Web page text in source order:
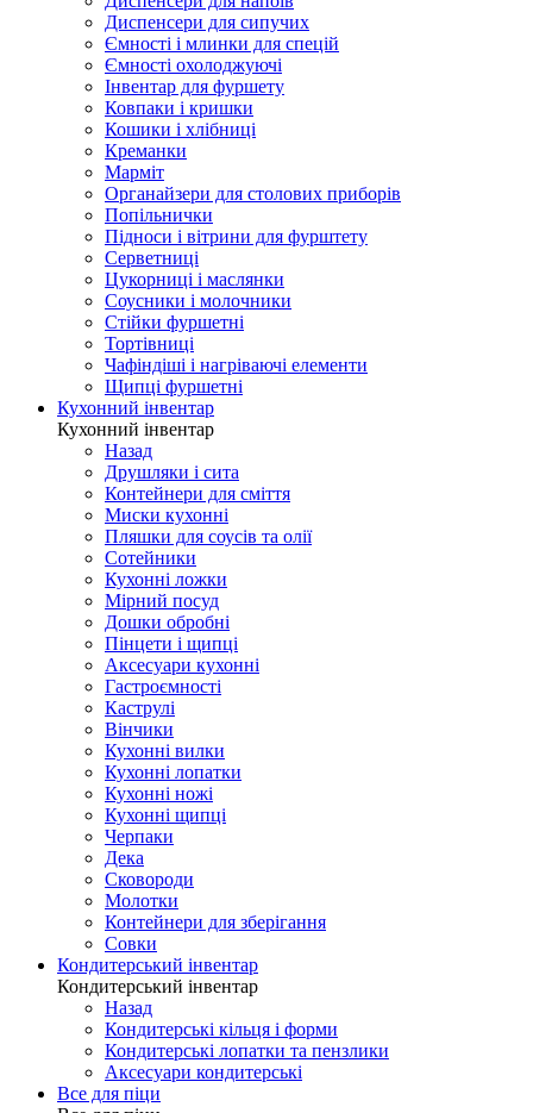
Диспенсери для сипучих
Ємності і млинки для спецій
Ємності охолоджуючі
Інвентар для фуршету
Ковпаки і кришки
Кошики і хлібниці
Креманки
Марміт
Органайзери для столових приборів
Попільнички
Підноси і вітрини для фурштету
Серветниці
Цукорниці і маслянки
Соусники і молочники
Стійки фуршетні
Тортівниці
Чафіндіші і нагріваючі елементи
Щипці фуршетні
Кухонний інвентар
Кухонний інвентар
Назад
Друшляки і сита
Контейнери для сміття
Миски кухонні
Пляшки для соусів та олії
Сотейники
Кухонні ложки
Мірний посуд
Дошки обробні
Пінцети і щипці
Аксесуари кухонні
Гастроємності
Каструлі
Вінчики
Кухонні вилки
Кухонні лопатки
Кухонні ножі
Кухонні щипці
Черпаки
Дека
Сковороди
Молотки
Контейнери для зберігання
Совки
Кондитерський інвентар
Кондитерський інвентар
Назад
Кондитерські кільця і форми
Кондитерські лопатки та пензлики
Аксесуари кондитерські
Все для піци